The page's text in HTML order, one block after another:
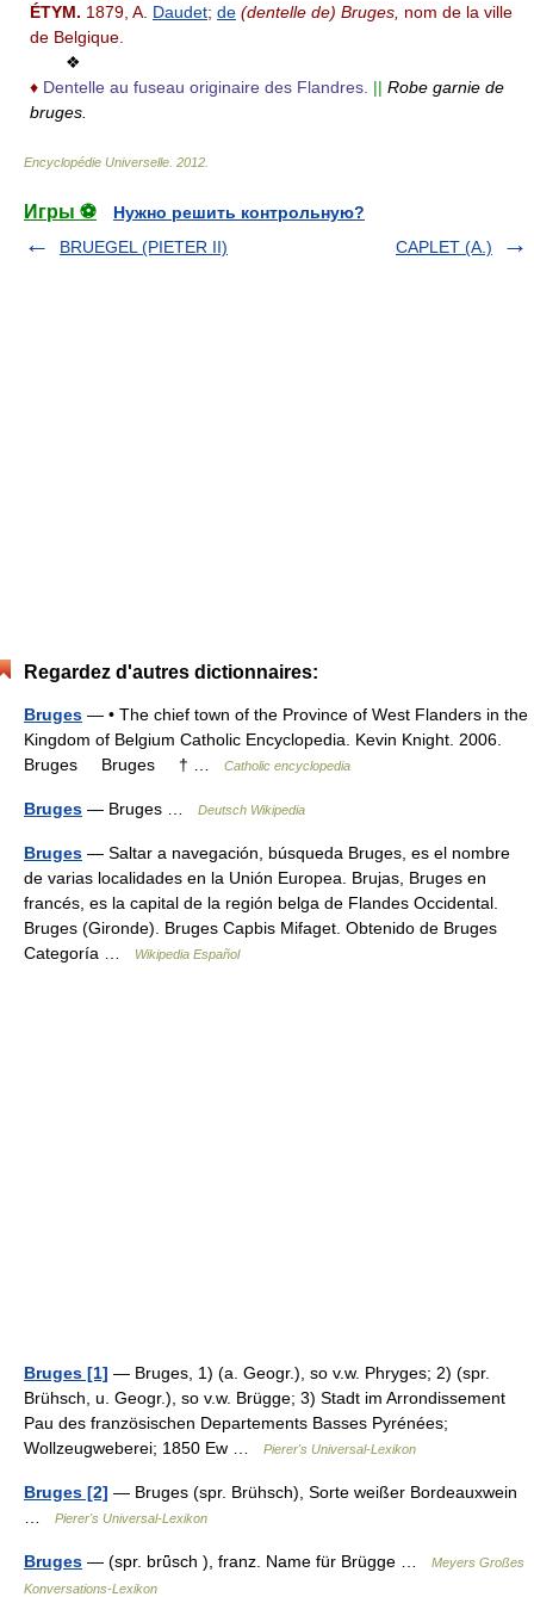
ÉTYM. 1879, A. Daudet; de (dentelle de) Bruges, nom de la ville
de Belgique.
❖
♦ Dentelle au fuseau originaire des Flandres. || Robe garnie de
bruges.
Encyclopédie Universelle 2012
Игры ⚽
Нужно решить контрольную?
BRUEGEL (PIETER II)
CAPLET (A.)
Regardez d'autres dictionnaires:
Bruges — • The chief town of the Province of West Flanders in the
Kingdom of Belgium Catholic Encyclopedia. Kevin Knight. 2006.
Bruges Bruges † …
Catholic encyclopedia
Bruges — Bruges … Deutsch Wikipedia
Bruges — Saltar a navegación, búsqueda Bruges, es el nombre
de varias localidades en la Unión Europea. Brujas, Bruges en
francés, es la capital de la región belga de Flandes Occidental.
Bruges (Gironde). Bruges Capbis Mifaget. Obtenido de Bruges
Categoría …
Wikipedia Español
Bruges [1] — Bruges, 1) (a. Geogr.), so v.w. Phryges; 2) (spr.
Brühsch, u. Geogr.), so v.w. Brügge; 3) Stadt im Arrondissement
Pau des französischen Departements Basses Pyrénées;
Wollzeugweberei; 1850 Ew …
Pierer's Universal-Lexikon
Bruges [2] — Bruges (spr. Brühsch), Sorte weißer Bordeauxwein
Pierer's Universal-Lexikon
Bruges — (spr. brǖsch ), franz. Name für Brügge …
Meyers Großes
Konversations-Lexikon